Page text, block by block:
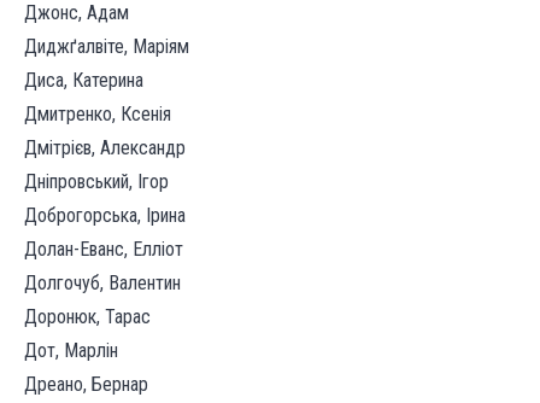
Джонс, Адам
Диджґалвіте, Маріям
Диса, Катерина
Дмитренко, Ксенія
Дмітрієв, Александр
Дніпровський, Ігор
Доброгорська, Ірина
Долан-Еванс, Елліот
Долгочуб, Валентин
Доронюк, Тарас
Дот, Марлін
Дреано, Бернар